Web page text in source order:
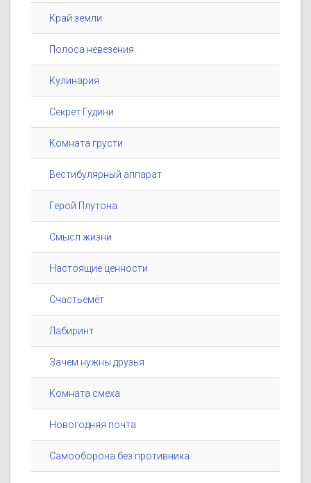
Край земли
Полоса невезения
Кулинария
Секрет Гудини
Комната грусти
Вестибулярный аппарат
Герой Плутона
Смысл жизни
Настоящие ценности
Счастьемёт
Лабиринт
Зачем нужны друзья
Комната смеха
Новогодняя почта
Самооборона без противника